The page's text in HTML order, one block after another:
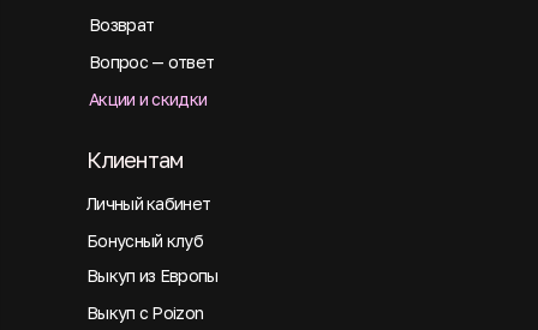
Возврат
Вопрос — ответ
Акции и скидки
Личный кабинет
Клиентам
Бонусный клуб
Выкуп из Европы
Выкуп с Poizon